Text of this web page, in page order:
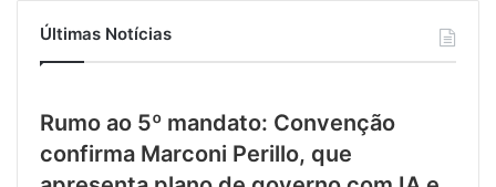
Últimas Notícias
Rumo ao 5º mandato: Convenção
confirma Marconi Perillo, que